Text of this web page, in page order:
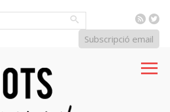
RSS
Subscripció email